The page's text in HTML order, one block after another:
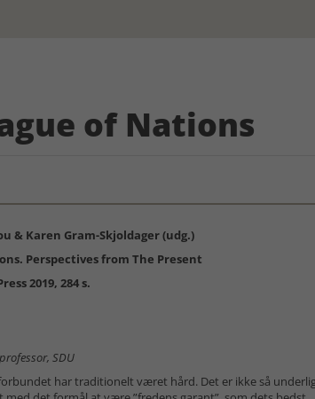
of Nations
& Karen Gram-Skjoldager (udg.)
Perspectives from The Present
2019, 284 s.
SDU
har traditionelt været hård. Det er ikke så